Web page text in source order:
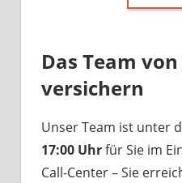
Das Team
versichern
Unser Team ist unter
17:00 Uhrfür Sie im
Call-Center – Sie